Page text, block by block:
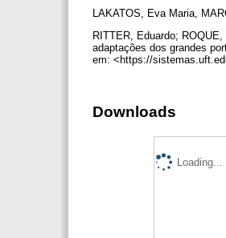
LAKATOS, Eva Maria,
RITTER, Eduardo;
adaptações dos grandes
em: <https://
Downloads
Loading...